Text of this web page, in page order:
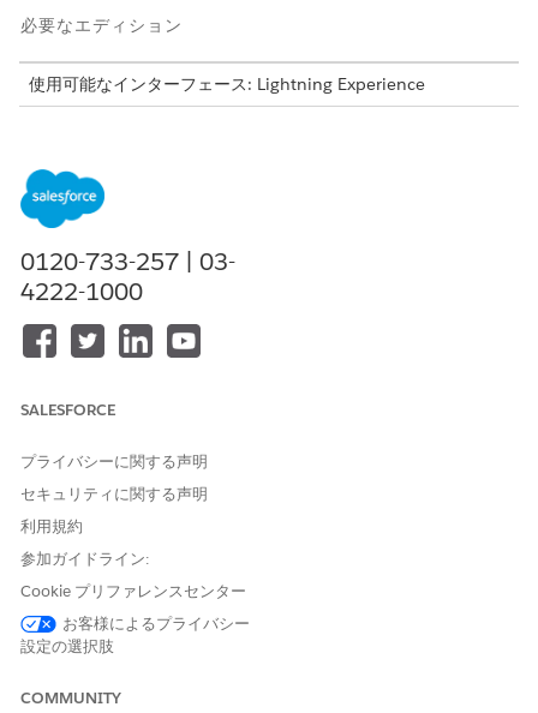
必要なエディション
使用可能なインターフェース: Lightning Experience
エージェントアクション
これらのアクションは、専門エージェントとの会話中に自動的に
実行されます。
Summarize Open Approvals For Employee (従業員の未承認
の承認の概要)
例
シナリオ: マネージャーの Linda にチームメンバーのソフトウ
Linda: 未承認の IT 承認はありますか?
の Adobe Creative Cloud ライセンスの月額 $54.99 の要
0120-733-257 | 03-
4222-1000
SALESFORCE
プライバシーに関する声明
セキュリティに関する声明
利用規約
参加ガイドライン:
Cookie プリファレンスセンター
お客様によるプライバシー
設定の選択肢
COMMUNITY